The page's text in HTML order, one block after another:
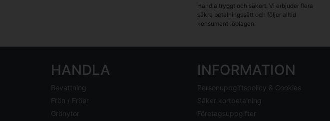
Handla tryggt och säkert. Vi erbjuder flera
säkra betalningssätt och följer alltid
konsumentköplagen.
HANDLA
Bevattning
Frön / Fröer
Grönytor
INFORMATION
Personuppgiftspolicy & Cookies
Säker kortbetalning
Företagsuppgifter